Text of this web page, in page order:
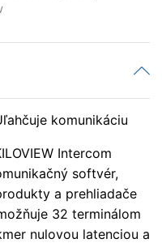
komunikáciu
Intercom
softvér,
a prehliadače
32 terminálom
nulovou latenciou a